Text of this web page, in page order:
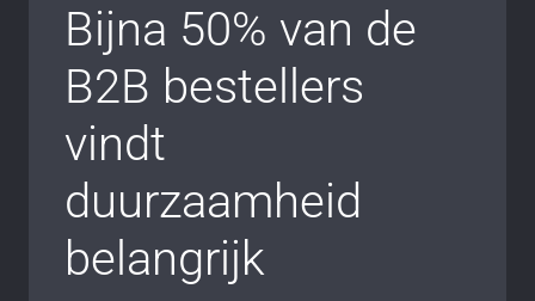
Bijna 50% van de
B2B bestellers
vindt
duurzaamheid
belangrijk